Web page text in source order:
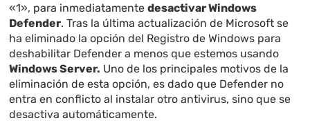
«1», para inmediatamentedesactivar Windows
Defender. Tras la última actualización de Microsoft se
ha eliminado la opción del Registro de Windows para
deshabilitar Defender a menos que estemos usando
Windows Server. Uno de los principales motivos de la
eliminación de esta opción, es dado que Defender no
entra en conflicto al instalar otro antivirus, sino que se
desactiva automáticamente.